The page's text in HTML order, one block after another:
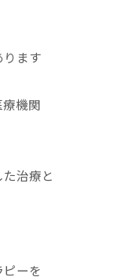
ます
機関
治療と
ーを